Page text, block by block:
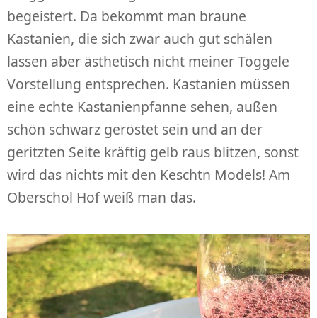
begeistert. Da bekommt man braune
Kastanien, die sich zwar auch gut schälen
lassen aber ästhetisch nicht meiner Töggele
Vorstellung entsprechen. Kastanien müssen
eine echte Kastanienpfanne sehen, außen
schön schwarz geröstet sein und an der
geritzten Seite kräftig gelb raus blitzen, sonst
wird das nichts mit den Keschtn Models! Am
Oberschol Hof weiß man das.